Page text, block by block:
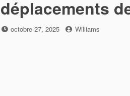
déplacements
Posted
octobre 27, 2025 by
Williams